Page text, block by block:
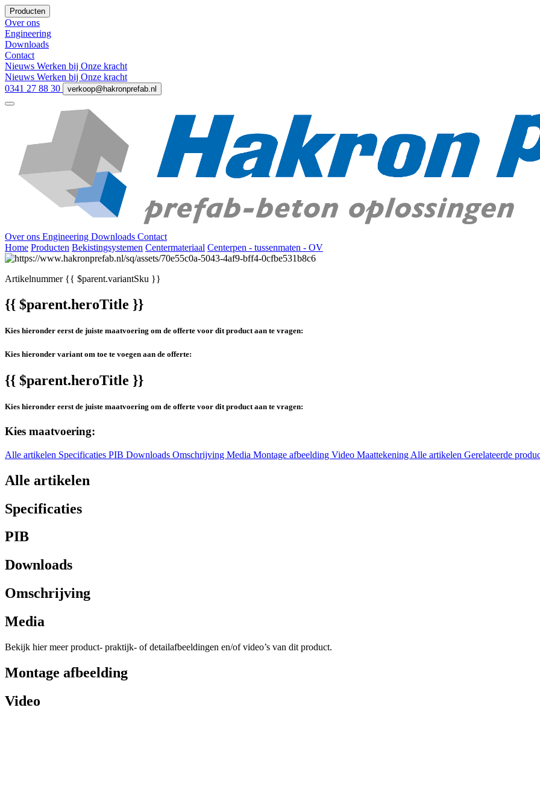
Producten
Over ons
Engineering
Downloads
Contact
Nieuws Werken bij Onze kracht
Nieuws Werken bij Onze kracht
0341 27 88 30
verkoop@hakronprefab.nl
Over ons Engineering Downloads Contact
Home Producten Bekistingsystemen Centermateriaal Centerpen - tussenmaten - OV
Artikelnummer{{ $parent.variantSku }}
{{ $parent.heroTitle }}
Kies hieronder eerst de juiste maatvoering om de offerte voor dit product aan te vragen:
Kies hieronder variant om toe te voegen aan de offerte:
{{ $parent.heroTitle }}
Kies hieronder eerst de juiste maatvoering om de offerte voor dit product aan te vragen:
Kies maatvoering:
Alle artikelen Specificaties PIB Downloads Omschrijving Media Montage afbeelding Video Maattekening Alle artikelen Gerelateerde
Alle artikelen
Specificaties
PIB
Downloads
Omschrijving
Media
Bekijk hier meer product- praktijk- of detailafbeeldingen en/of video’s van dit product.
Montage afbeelding
Video